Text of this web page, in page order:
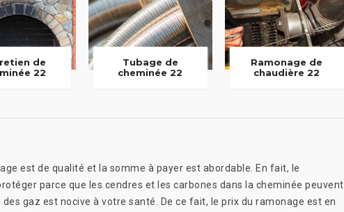
de
22
Tubage de
cheminée 22
Ramonage de
chaudière 22
est de qualité et la somme à payer est abordable. En fait, le
parce que les cendres et les carbones dans la cheminée peuvent
gaz est nocive à votre santé. De ce fait, le prix du ramonage est en